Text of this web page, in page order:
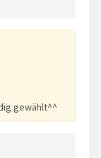
gewählt^^